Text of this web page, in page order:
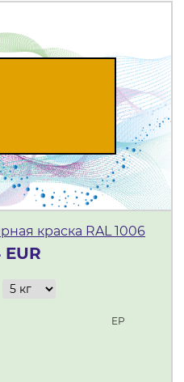
краска RAL 1006
ЕР